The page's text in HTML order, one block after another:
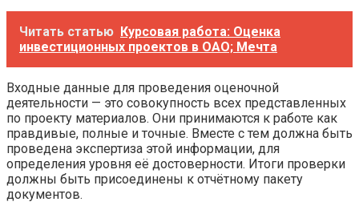
Читать статью Курсовая работа: Оценка
инвестиционных проектов в ОАО; Мечта
Входные данные для проведения оценочной
деятельности — это совокупность всех представленных
по проекту материалов. Они принимаются к работе как
правдивые, полные и точные. Вместе с тем должна быть
проведена экспертиза этой информации, для
определения уровня её достоверности. Итоги проверки
должны быть присоединены к отчётному пакету
документов.